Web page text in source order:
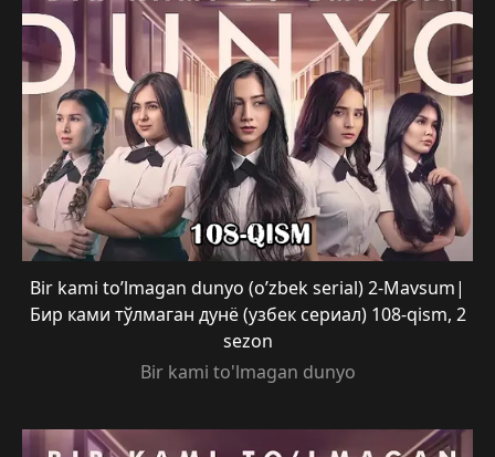
Bir kami to’lmagan dunyo (o’zbek serial) 2-Mavsum|
Бир ками тўлмаган дунё (узбек сериал) 108-qism, 2
sezon
Bir kami to'lmagan dunyo